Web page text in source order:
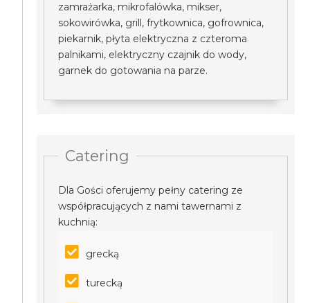
zamrażarka, mikrofalówka, mikser,
sokowirówka, grill, frytkownica, gofrownica,
piekarnik, płyta elektryczna z czteroma
palnikami, elektryczny czajnik do wody,
garnek do gotowania na parze.
Catering
Dla Gości oferujemy pełny catering ze
współpracujących z nami tawernami z
kuchnią:
grecką
turecką